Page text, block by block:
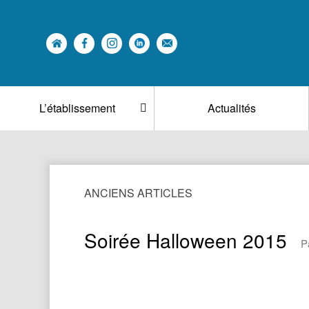
L’établissement Actualités
ANCIENS ARTICLES
Soirée Halloween 2015